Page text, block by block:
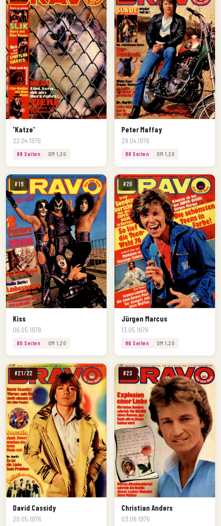
'Katze'
22.04.1976
88 Seiten DM 1,20
Peter Maffay
29.04.1976
88 Seiten DM 1,20
#19
Kiss
06.05.1976
80 Seiten DM 1,20
#20
Jürgen Marcus
13.05.1976
96 Seiten DM 1,20
#21/22
David Cassidy
20.05.1976
#23
Christian Anders
03.06.1976